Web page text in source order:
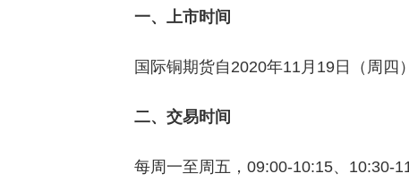
一、上市时间
国际铜期货自2020年11月19日（周四
二、交易时间
每周一至周五，09:00-10:15、10:30-